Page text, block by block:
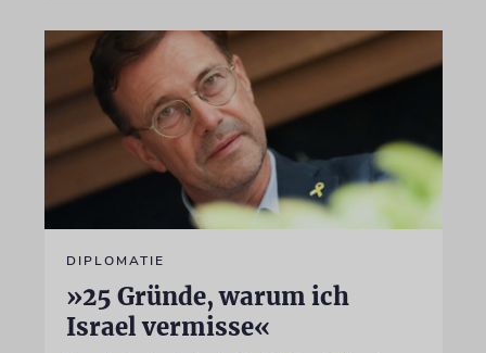
DIPLOMATIE
»25 Gründe, warum ich
Israel vermisse«